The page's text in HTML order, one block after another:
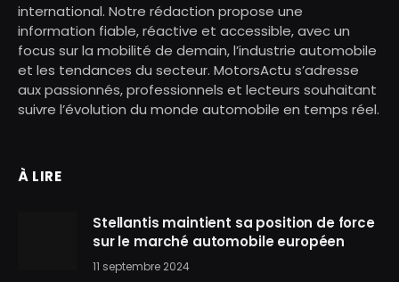
international. Notre rédaction propose une
information fiable, réactive et accessible, avec un
focus sur la mobilité de demain, l’industrie automobile
et les tendances du secteur. MotorsActu s’adresse
aux passionnés, professionnels et lecteurs souhaitant
suivre l’évolution du monde automobile en temps réel.
À LIRE
Stellantis maintient sa position de force
sur le marché automobile européen
11 septembre 2024